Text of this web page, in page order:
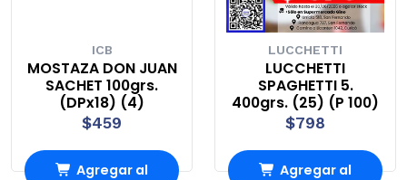
ICB
MOSTAZA DON JUAN
SACHET 100grs.
(DPx18) (4)
$459
Agregar al
LUCCHETTI
LUCCHETTI
SPAGHETTI 5.
400grs. (25) (P 100)
$798
Agregar al